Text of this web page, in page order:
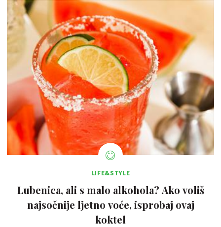
LIFE&STYLE
Lubenica, ali s malo alkohola? Ako voliš
najsočnije ljetno voće, isprobaj ovaj
koktel